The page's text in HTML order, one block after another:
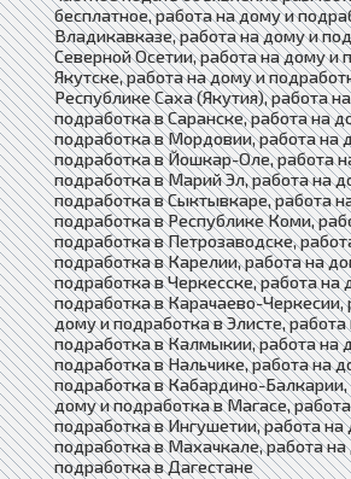
бесплатное, работа на дому и
Владикавказе, работа на дому и
Северной Осетии, работа на дому и
Якутске, работа на дому и
Республике Саха (Якутия), работа
подработка в Саранске, работа на
подработка в Мордовии, работа на
подработка в Йошкар-Оле, работа
подработка в Марий Эл, работа на
подработка в Сыктывкаре, работа
подработка в Республике Коми,
подработка в Петрозаводске,
подработка в Карелии, работа на
подработка в Черкесске, работа на
подработка в Карачаево-Черкесии,
дому и подработка в Элисте,
подработка в Калмыкии, работа на
подработка в Нальчике, работа на
подработка в Кабардино-Балкарии,
дому и подработка в Магасе,
подработка в Ингушетии, работа на
подработка в Махачкале, работа
подработка в Дагестане